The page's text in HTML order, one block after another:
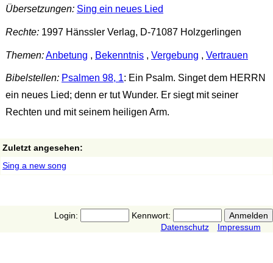
Übersetzungen: Sing ein neues Lied
Rechte:1997 Hänssler Verlag, D-71087 Holzgerlingen
Themen:Anbetung , Bekenntnis, Vergebung , Vertrauen
Bibelstellen: Psalmen 98, 1: Ein Psalm. Singet dem HERRN
ein neues Lied; denn er tut Wunder. Er siegt mit seiner
Rechten und mit seinem heiligen Arm.
Zuletzt angesehen:
Sing a new song
Login:
Kennwort:
Datenschutz
Impressum